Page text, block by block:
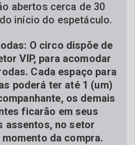
abertos cerca de 30
início do espetáculo.
O circo dispõe de
VIP, para acomodar
Cada espaço para
poderá ter até 1 (um)
os demais
ficarão em seus
assentos, no setor
da compra.